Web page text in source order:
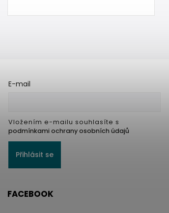
E-mail
Vložením e-mailu souhlasíte s
podmínkami ochrany osobních údajů
Přihlásit se
FACEBOOK